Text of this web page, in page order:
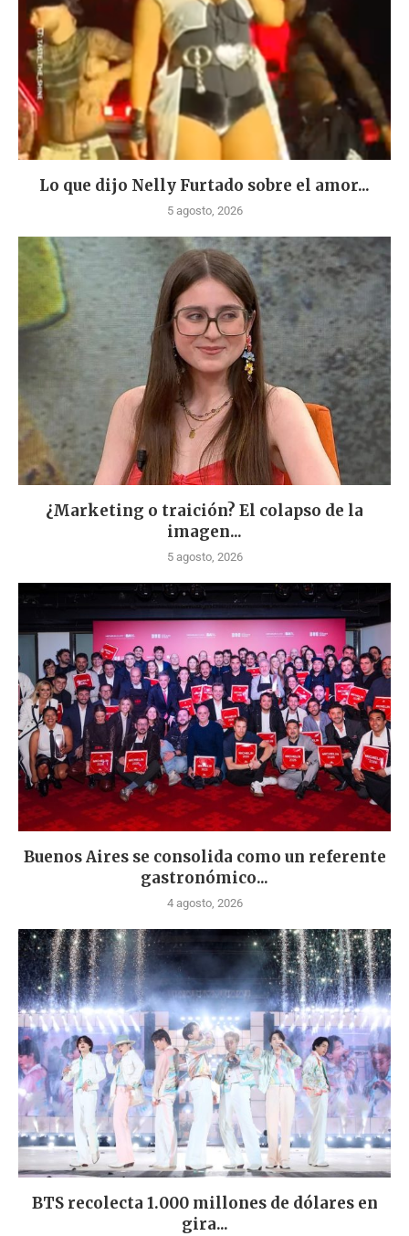
Lo que dijo Nelly Furtado sobre el amor...
5 agosto, 2026
¿Marketing o traición? El colapso de la
imagen...
5 agosto, 2026
Buenos Aires se consolida como un referente
gastronómico...
4 agosto, 2026
BTS recolecta 1.000 millones de dólares en
gira...